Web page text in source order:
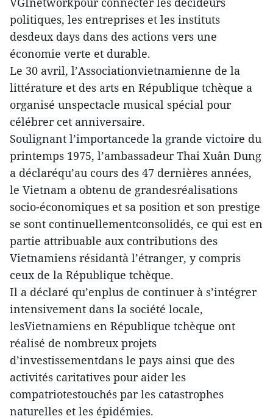
politiques, les entreprises et les instituts
desdeux days dans des actions vers une
économie verte et durable.
Le 30 avril, l’Associationvietnamienne de la
littérature et des arts en République tchèque a
organisé unspectacle musical spécial pour
célébrer cet anniversaire.
Soulignant l’importancede la grande victoire du
printemps 1975, l’ambassadeur Thai Xuân Dung
a déclaréqu’au cours des 47 dernières années,
le Vietnam a obtenu de grandesréalisations
socio-économiques et sa position et son prestige
se sont continuellementconsolidés, ce qui est en
partie attribuable aux contributions des
Vietnamiens résidantà l’étranger, y compris
ceux de la République tchèque.
Il a déclaré qu’enplus de continuer à s’intégrer
intensivement dans la société locale,
lesVietnamiens en République tchèque ont
réalisé de nombreux projets
d’investissementdans le pays ainsi que des
activités caritatives pour aider les
compatriotestouchés par les catastrophes
naturelles et les épidémies.